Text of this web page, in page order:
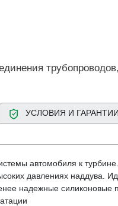
УСЛОВИЯ И ГАРАНТИИ
автомобиля к
давлениях наддува.
надежные силиконовые